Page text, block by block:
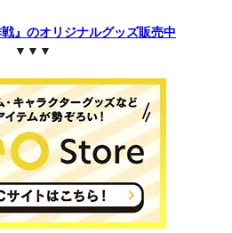
戦』のオリジナルグッズ販売中
▼▼▼